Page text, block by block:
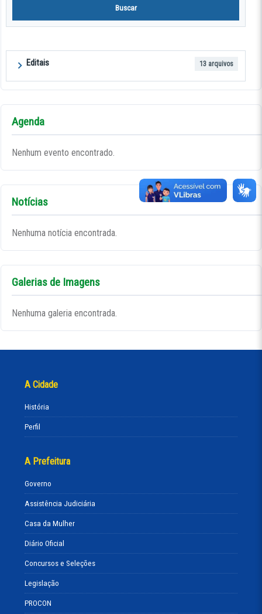
Buscar
Editais 13 arquivos
Agenda
Nenhum evento encontrado.
Notícias
Nenhuma notícia encontrada.
Galerias de Imagens
Nenhuma galeria encontrada.
A Cidade
História
Perfil
A Prefeitura
Governo
Assistência Judiciária
Casa da Mulher
Diário Oficial
Concursos e Seleções
Legislação
PROCON